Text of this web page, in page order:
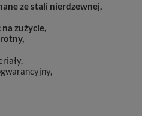
ze stali nierdzewnej,
zużycie,